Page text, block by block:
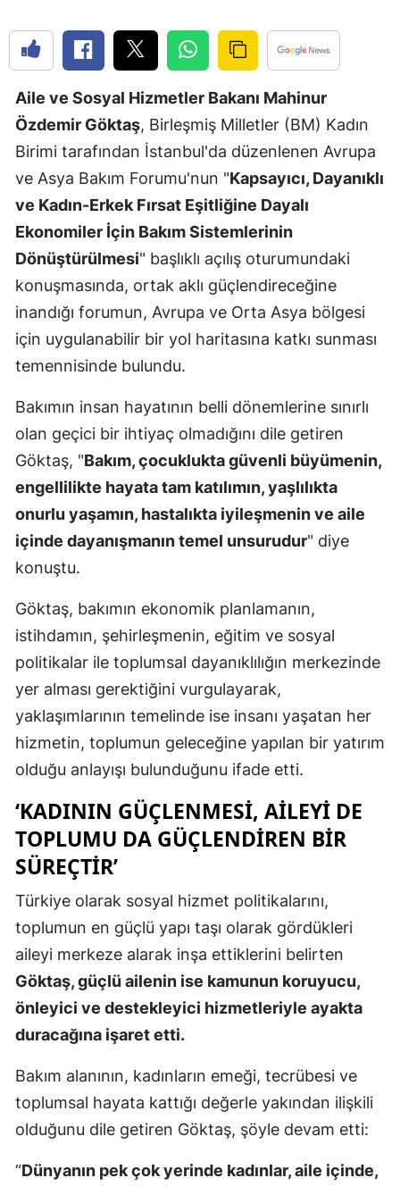
Elazığ
Erzurum
Eskişehir
Gaziantep
Gümüşhane
Hatay
Mersin
İzmir
Kars
Kırklareli
Kırşehir
Konya
Malatya
Manisa
Mardin
Muğla
Niğde
Ordu
Sakarya
Aile ve Sosyal Hizmetler Bakanı Mahinur
Özdemir Göktaş, Birleşmiş Milletler (BM) Kadın
Birimi tarafından İstanbul'da düzenlenen Avrupa
ve Asya Bakım Forumu'nun "Kapsayıcı, Dayanıklı
ve Kadın-Erkek Fırsat Eşitliğine Dayalı
Ekonomiler İçin Bakım Sistemlerinin
Dönüştürülmesi" başlıklı açılış oturumundaki
konuşmasında, ortak aklı güçlendireceğine
inandığı forumun, Avrupa ve Orta Asya bölgesi
için uygulanabilir bir yol haritasına katkı sunması
temennisinde bulundu.
Bakımın insan hayatının belli dönemlerine sınırlı
olan geçici bir ihtiyaç olmadığını dile getiren
Göktaş, "Bakım, çocuklukta güvenli büyümenin,
engellilikte hayata tam katılımın, yaşlılıkta
onurlu yaşamın, hastalıkta iyileşmenin ve aile
içinde dayanışmanın temel unsurudur" diye
konuştu.
Göktaş, bakımın ekonomik planlamanın,
istihdamın, şehirleşmenin, eğitim ve sosyal
politikalar ile toplumsal dayanıklılığın merkezinde
yer alması gerektiğini vurgulayarak,
yaklaşımlarının temelinde ise insanı yaşatan her
hizmetin, toplumun geleceğine yapılan bir yatırım
olduğu anlayışı bulunduğunu ifade etti.
‘KADININ GÜÇLENMESI, AILEYI DE
TOPLUMU DA GÜÇLENDIREN BIR
SÜREÇTIR’
Türkiye olarak sosyal hizmet politikalarını,
toplumun en güçlü yapı taşı olarak gördükleri
aileyi merkeze alarak inşa ettiklerini belirten
Göktaş, güçlü ailenin ise kamunun koruyucu,
önleyici ve destekleyici hizmetleriyle ayakta
duracağına işaret etti.
Bakım alanının, kadınların emeği, tecrübesi ve
toplumsal hayata kattığı değerle yakından ilişkili
olduğunu dile getiren Göktaş, şöyle devam etti:
“Dünyanın pek çok yerinde kadınlar, aile içinde,